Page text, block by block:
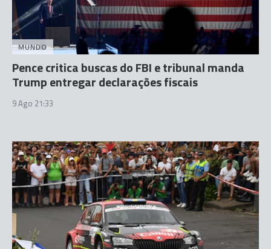
MUNDO
Pence critica buscas do FBI e tribunal manda
Trump entregar declarações fiscais
9 Ago 21:33